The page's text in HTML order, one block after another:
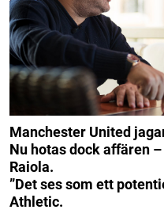
Manchester United
Nu hotas dock affären
Raiola.
”Det ses som ett
Athletic.